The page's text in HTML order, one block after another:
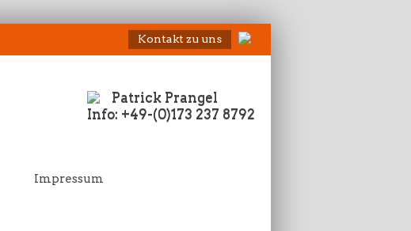
Kontakt zu uns
Patrick Prangel
Info: +49-(0)173 237 8792
Impressum